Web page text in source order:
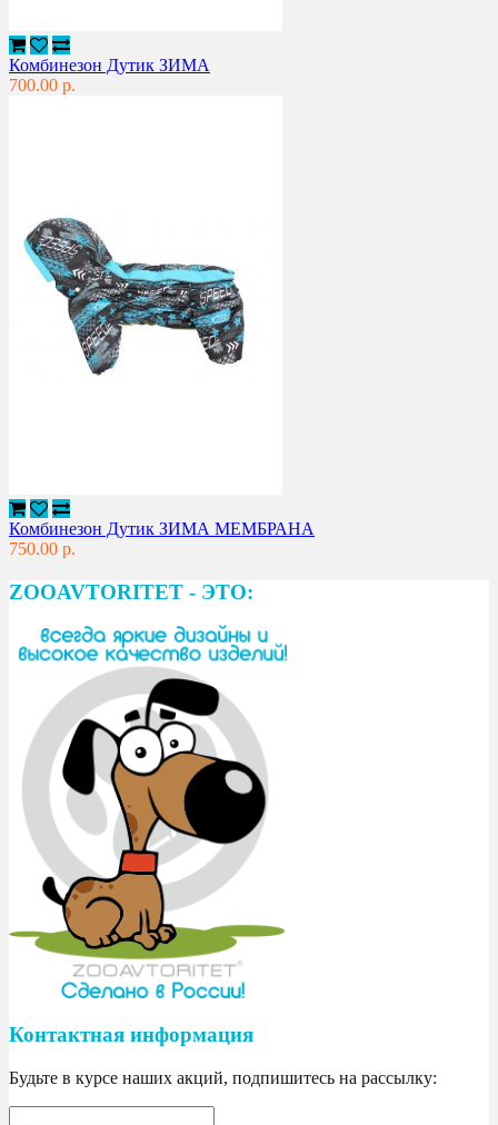
Комбинезон Дутик ЗИМА
700.00 р.
Комбинезон Дутик ЗИМА МЕМБРАНА
750.00 р.
ZOOAVTORITET - ЭТО:
Контактная информация
Будьте в курсе наших акций, подпишитесь на рассылку: